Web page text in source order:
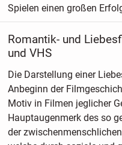
Spielen einen großen
Romantik- und
und VHS
Die Darstellung einer
Anbeginn der
Motiv in Filmen jeglicher
Hauptaugenmerk des so
der